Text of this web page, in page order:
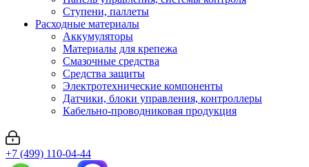
Ступени, паллеты
Расходные материалы
Аккумуляторы
Материалы для крепежа
Смазочные средства
Средства защиты
Электротехнические компоненты
Датчики, блоки управления, контроллеры
Кабельно-проводниковая продукция
+7 (499) 110-04-44